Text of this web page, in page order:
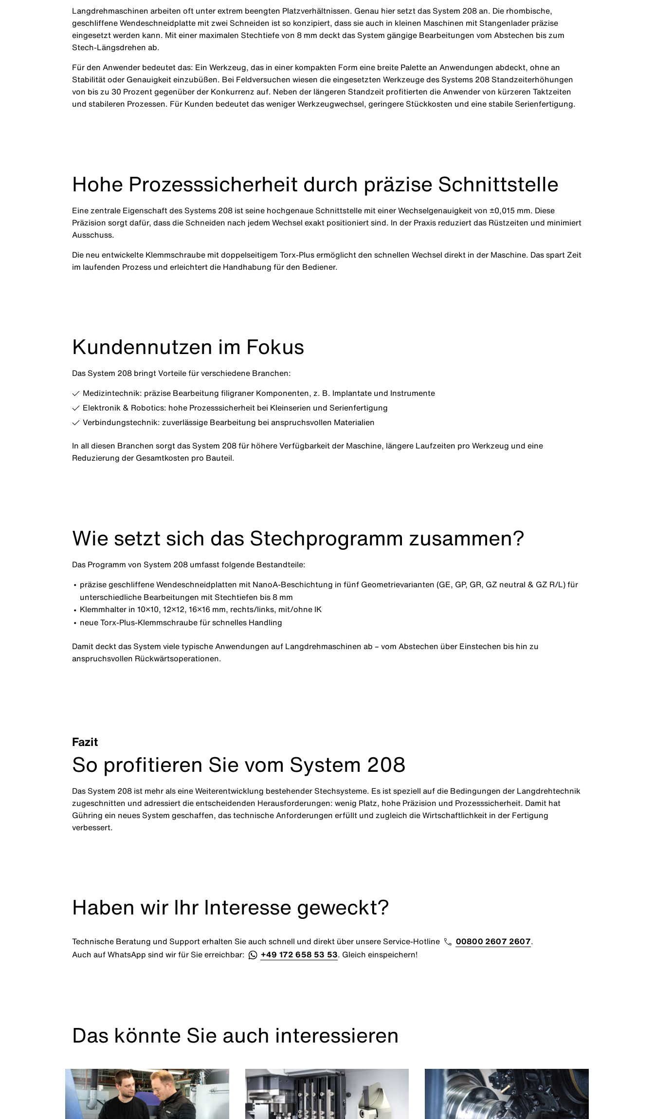
Langdrehmaschinen arbeiten oft unter extrem beengten Platzverhältnissen. Genau hier setzt das System 208 an. Die rhombische,
geschliffene Wendeschneidplatte mit zwei Schneiden ist so konzipiert, dass sie auch in kleinen Maschinen mit Stangenlader präzise
eingesetzt werden kann. Mit einer maximalen Stechtiefe von 8 mm deckt das System gängige Bearbeitungen vom Abstechen bis zum
Stech-Längsdrehen ab.
Für den Anwender bedeutet das: Ein Werkzeug, das in einer kompakten Form eine breite Palette an Anwendungen abdeckt, ohne an
Stabilität oder Genauigkeit einzubüßen. Bei Feldversuchen wiesen die eingesetzten Werkzeuge des Systems 208 Standzeiterhöhungen
von bis zu 30 Prozent gegenüber der Konkurrenz auf. Neben der längeren Standzeit profitierten die Anwender von kürzeren Taktzeiten
und stabileren Prozessen. Für Kunden bedeutet das weniger Werkzeugwechsel, geringere Stückkosten und eine stabile Serienfertigung.
Hohe Prozesssicherheit durch präzise Schnittstelle
Eine zentrale Eigenschaft des Systems 208 ist seine hochgenaue Schnittstelle mit einer Wechselgenauigkeit von ±0,015 mm. Diese
Präzision sorgt dafür, dass die Schneiden nach jedem Wechsel exakt positioniert sind. In der Praxis reduziert das Rüstzeiten und minimiert
Ausschuss.
Die neu entwickelte Klemmschraube mit doppelseitigem Torx-Plus ermöglicht den schnellen Wechsel direkt in der Maschine. Das spart Zeit
im laufenden Prozess und erleichtert die Handhabung für den Bediener.
Kundennutzen im Fokus
Das System 208 bringt Vorteile für verschiedene Branchen:
Medizintechnik: präzise Bearbeitung filigraner Komponenten, z. B. Implantate und Instrumente
Elektronik & Robotics: hohe Prozesssicherheit bei Kleinserien und Serienfertigung
Verbindungstechnik: zuverlässige Bearbeitung bei anspruchsvollen Materialien
In all diesen Branchen sorgt das System 208 für höhere Verfügbarkeit der Maschine, längere Laufzeiten pro Werkzeug und eine
Reduzierung der Gesamtkosten pro Bauteil.
Wie setzt sich das Stechprogramm zusammen?
Das Programm von System 208 umfasst folgende Bestandteile:
präzise geschliffene Wendeschneidplatten mit NanoA-Beschichtung in fünf Geometrievarianten (GE, GP, GR, GZ neutral & GZ R/L) für
unterschiedliche Bearbeitungen mit Stechtiefen bis 8 mm
Klemmhalter in 10×10, 12×12, 16×16 mm, rechts/links, mit/ohne IK
neue Torx-Plus-Klemmschraube für schnelles Handling
Damit deckt das System viele typische Anwendungen auf Langdrehmaschinen ab – vom Abstechen über Einstechen bis hin zu
anspruchsvollen Rückwärtsoperationen.
Fazit
So profitieren Sie vom System 208
Das System 208 ist mehr als eine Weiterentwicklung bestehender Stechsysteme. Es ist speziell auf die Bedingungen der Langdrehtechnik
zugeschnitten und adressiert die entscheidenden Herausforderungen: wenig Platz, hohe Präzision und Prozesssicherheit. Damit hat
Gühring ein neues System geschaffen, das technische Anforderungen erfüllt und zugleich die Wirtschaftlichkeit in der Fertigung
verbessert.
Haben wir Ihr Interesse geweckt?
Technische Beratung und Support erhalten Sie auch schnell und direkt über unsere Service-Hotline 00800 2607 2607.
Auch auf WhatsApp sind wir für Sie erreichbar:
+49 172 658 53 53. Gleich einspeichern!
Das könnte Sie auch interessieren